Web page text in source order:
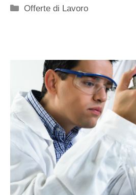
Categorie
Offerte di Lavoro